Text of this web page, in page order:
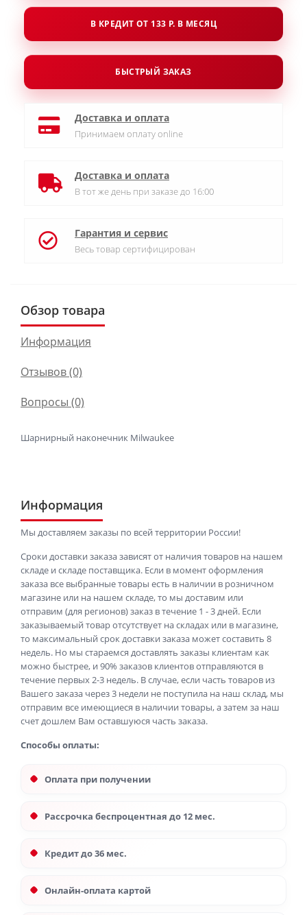
В КРЕДИТ ОТ 133 Р. В МЕСЯЦ
БЫСТРЫЙ ЗАКАЗ
Доставка и оплата
Принимаем оплату online
Доставка и оплата
В тот же день при заказе до 16:00
Гарантия и сервис
Весь товар сертифицирован
Обзор товара
Информация
Отзывов (0)
Вопросы (0)
Шарнирный наконечник Milwaukee
Информация
Мы доставляем заказы по всей территории России!
Сроки доставки заказа зависят от наличия товаров на нашем
складе и складе поставщика. Если в момент оформления
заказа все выбранные товары есть в наличии в розничном
магазине или на нашем складе, то мы доставим или
отправим (для регионов) заказ в течение 1 - 3 дней. Если
заказываемый товар отсутствует на складах или в магазине,
то максимальный срок доставки заказа может составить 8
недель. Но мы стараемся доставлять заказы клиентам как
можно быстрее, и 90% заказов клиентов отправляются в
течение первых 2-3 недель. В случае, если часть товаров из
Вашего заказа через 3 недели не поступила на наш склад, мы
отправим все имеющиеся в наличии товары, а затем за наш
счет дошлем Вам оставшуюся часть заказа.
Способы оплаты:
Оплата при получении
Рассрочка беспроцентная до 12 мес.
Кредит до 36 мес.
Онлайн-оплата картой